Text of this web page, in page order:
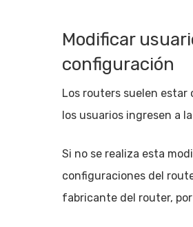
Modificar
configuración
Los routers suelen
los usuarios ingresen a
Si no se realiza esta
configuraciones del
fabricante del router,